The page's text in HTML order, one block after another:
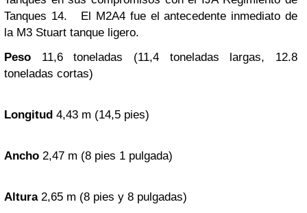
Tanques 14. El M2A4 fue el antecedente inmediato de
la M3 Stuart tanque ligero.
Peso
11,6 toneladas (11,4 toneladas largas, 12.8
toneladas cortas)
Longitud 4,43 m (14,5 pies)
Ancho 2,47 m (8 pies 1 pulgada)
Altura 2,65 m (8 pies y 8 pulgadas)